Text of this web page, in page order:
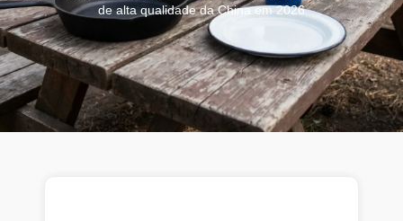
de alta qualidade da China em 2026